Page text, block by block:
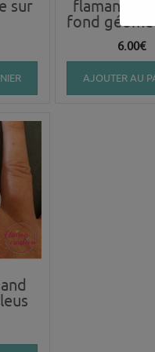
sur
flamand
fond
6.00€
AJOUTER AU